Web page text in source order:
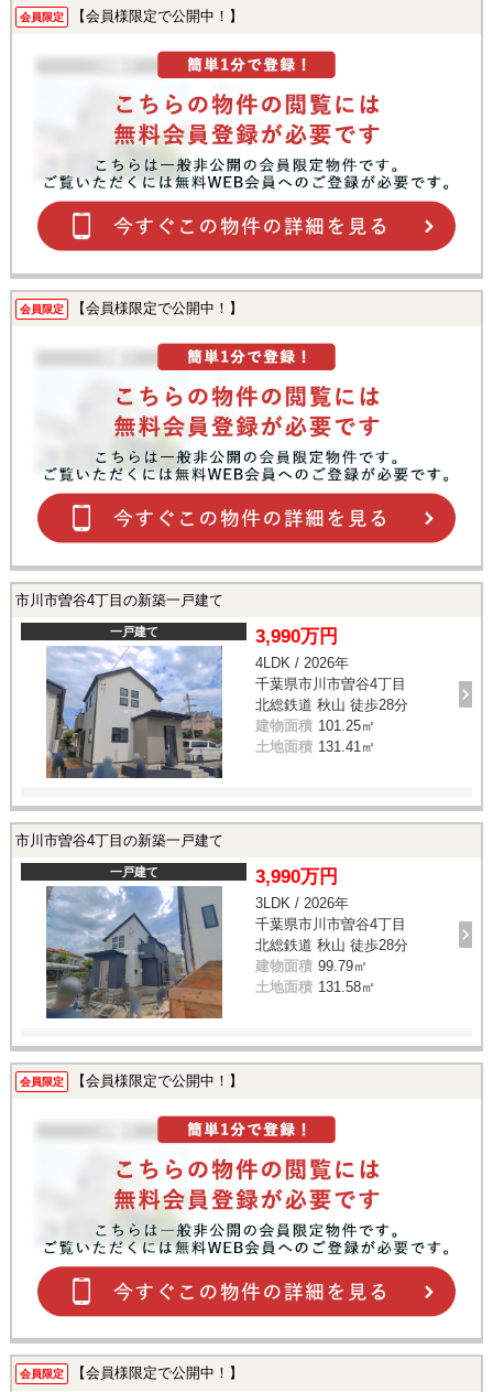
会員限定 【会員様限定で公開中！】
会員限定 【会員様限定で公開中！】
市川市曽谷4丁目の新築一戸建て
一戸建て 3,990万円
4LDK / 2026年
千葉県市川市曽谷4丁目
北総鉄道 秋山 徒歩28分
建物面積 101.25㎡
土地面積 131.41㎡
市川市曽谷4丁目の新築一戸建て
一戸建て 3,990万円
3LDK / 2026年
千葉県市川市曽谷4丁目
北総鉄道 秋山 徒歩28分
建物面積 99.79㎡
土地面積 131.58㎡
会員限定 【会員様限定で公開中！】
会員限定 【会員様限定で公開中！】